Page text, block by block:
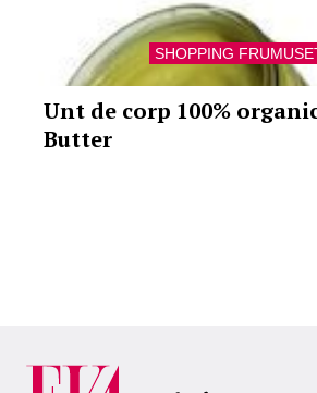
SHOPPING
Unt de corp 100%
Butter